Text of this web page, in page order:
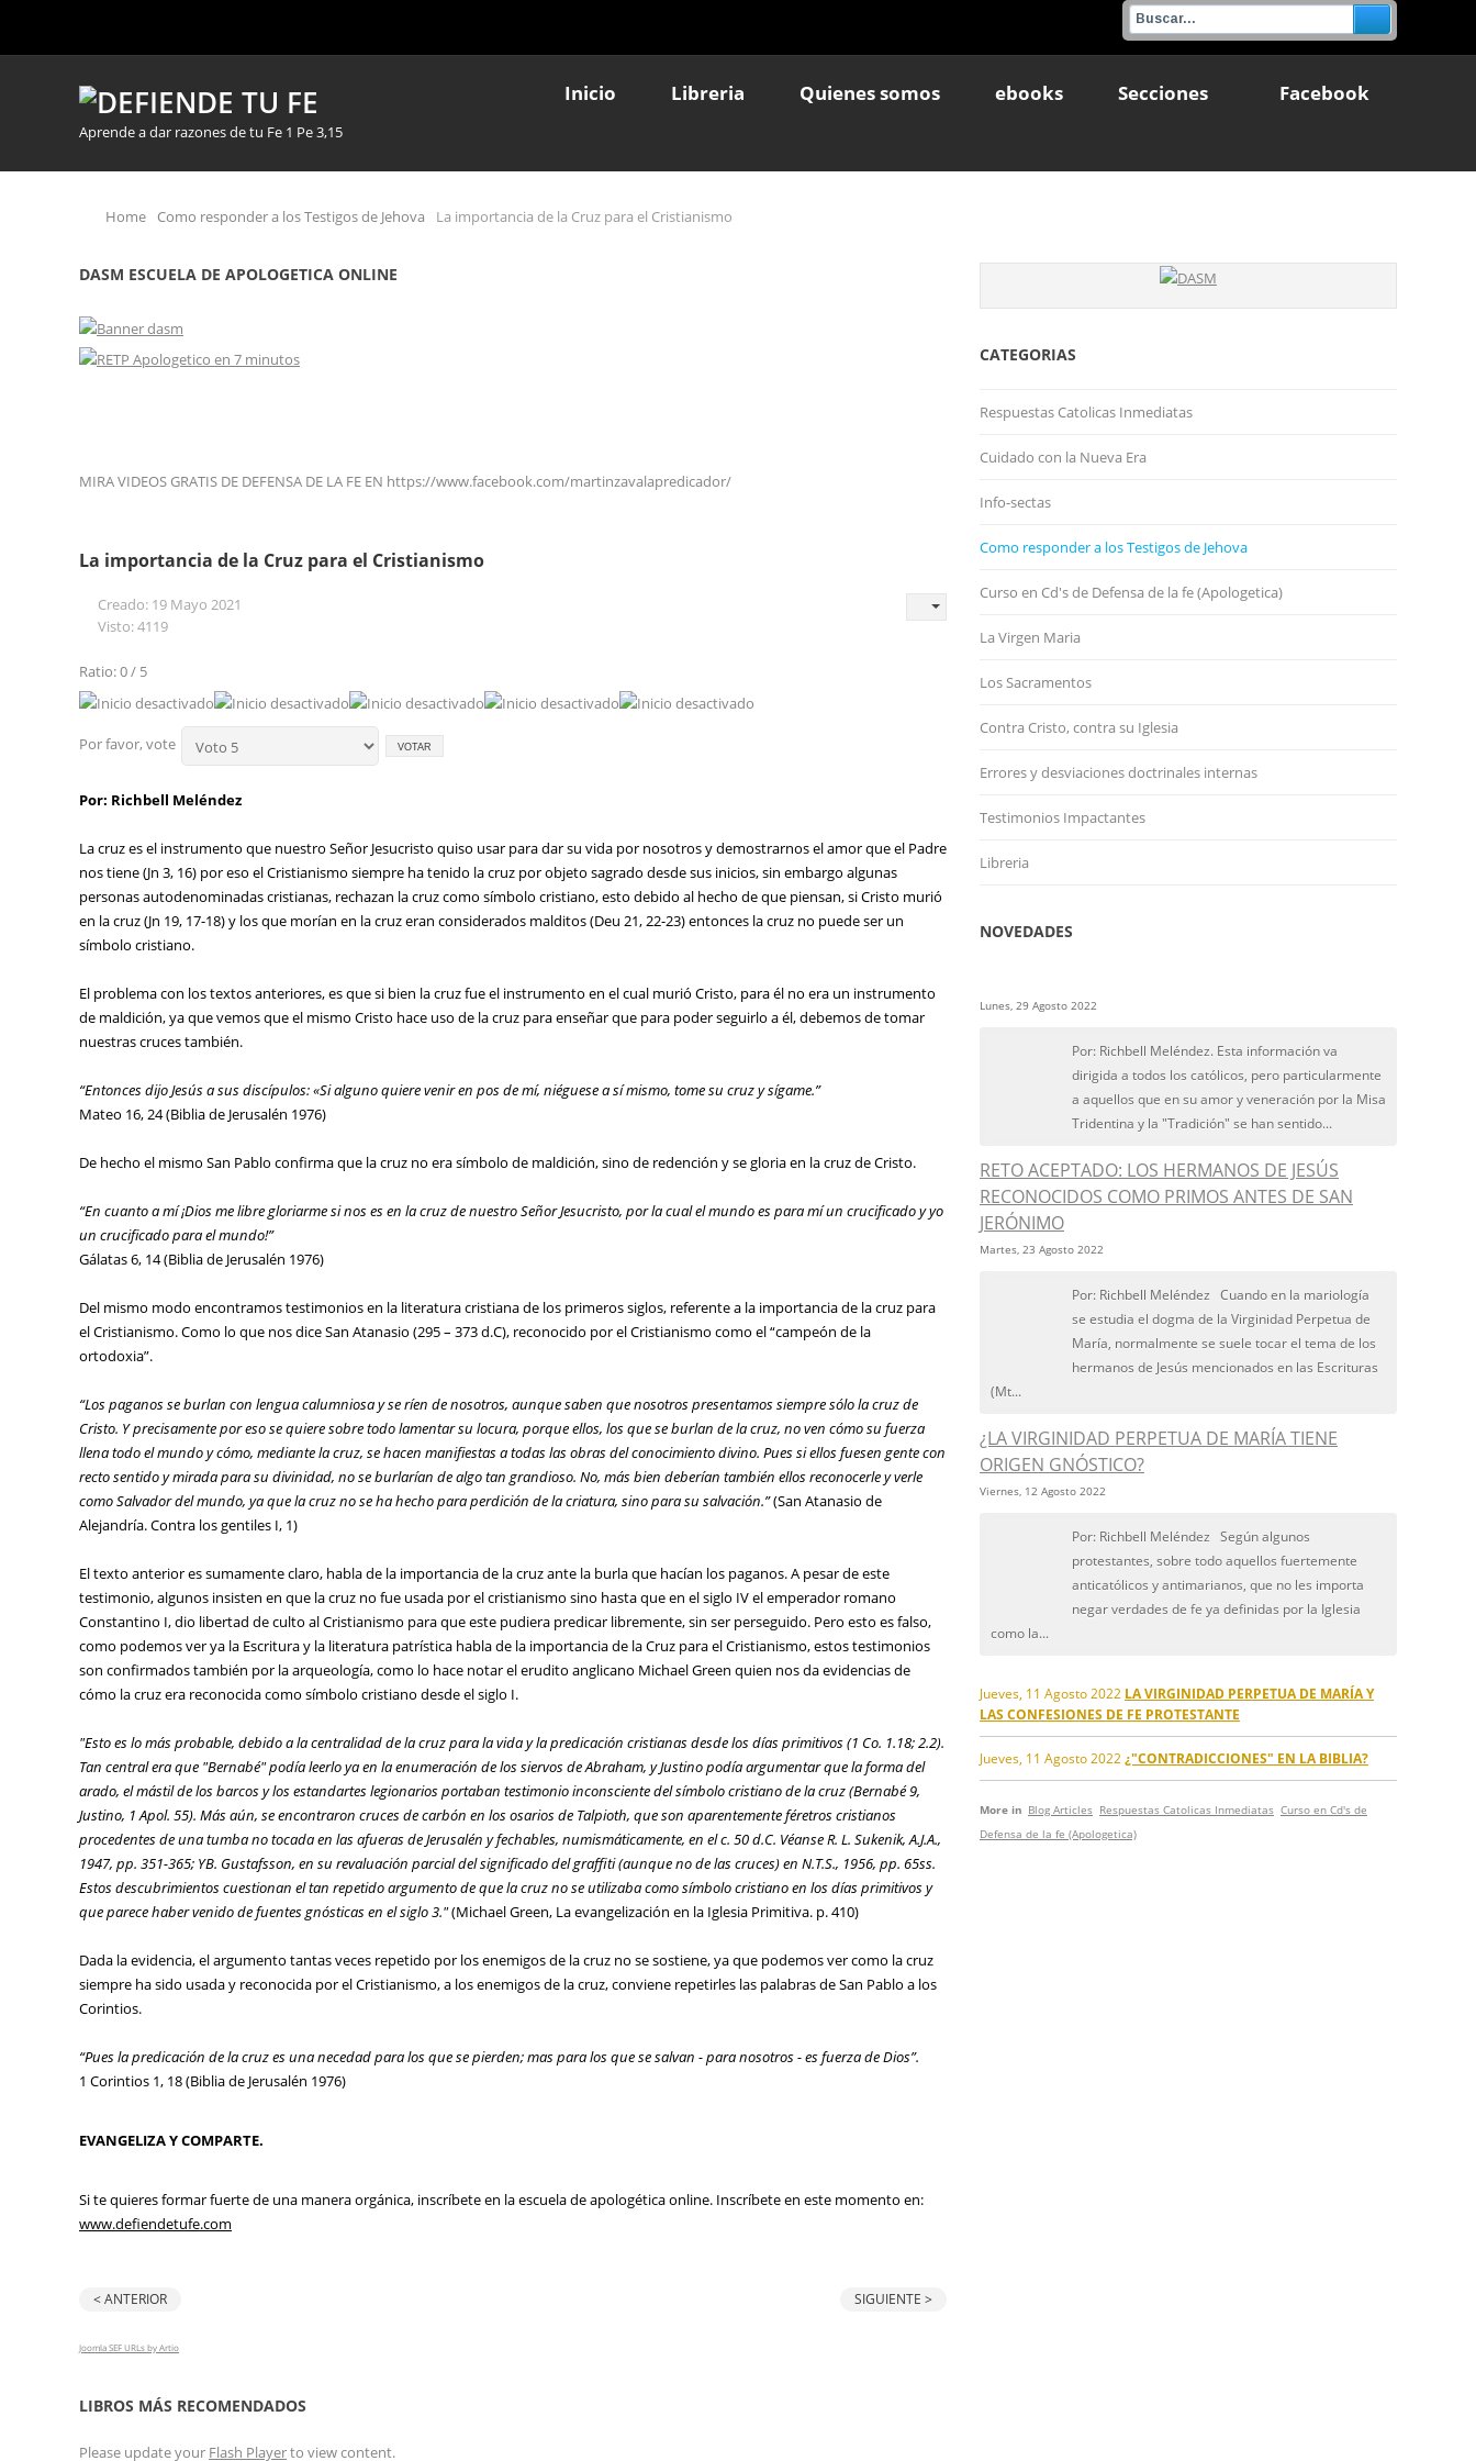
Aprende a dar razones de tu Fe 1 Pe 3,15
Inicio Libreria Quienes somos ebooks Secciones Facebook
Home Como responder a los Testigos de Jehova La importancia de la Cruz para el Cristianismo
DASM ESCUELA DE APOLOGETICA ONLINE
MIRA VIDEOS GRATIS DE DEFENSA DE LA FE EN https://www.facebook.com/martinzavalapredicador/
La importancia de la Cruz para el Cristianismo
Creado: 19 Mayo 2021
Visto: 4119
Ratio: 0 / 5
Por favor, vote
Por: Richbell Meléndez
La cruz es el instrumento que nuestro Señor Jesucristo quiso usar para dar su vida por nosotros y demostrarnos el amor que el Padre
nos tiene (Jn 3, 16) por eso el Cristianismo siempre ha tenido la cruz por objeto sagrado desde sus inicios, sin embargo algunas
personas autodenominadas cristianas, rechazan la cruz como símbolo cristiano, esto debido al hecho de que piensan, si Cristo murió
en la cruz (Jn 19, 17-18) y los que morían en la cruz eran considerados malditos (Deu 21, 22-23) entonces la cruz no puede ser un
símbolo cristiano.
El problema con los textos anteriores, es que si bien la cruz fue el instrumento en el cual murió Cristo, para él no era un instrumento
de maldición, ya que vemos que el mismo Cristo hace uso de la cruz para enseñar que para poder seguirlo a él, debemos de tomar
nuestras cruces también.
“Entonces dijo Jesús a sus discípulos: «Si alguno quiere venir en pos de mí, niéguese a sí mismo, tome su cruz y sígame.”
Mateo 16, 24 (Biblia de Jerusalén 1976)
De hecho el mismo San Pablo confirma que la cruz no era símbolo de maldición, sino de redención y se gloria en la cruz de Cristo.
“En cuanto a mí ¡Dios me libre gloriarme si nos es en la cruz de nuestro Señor Jesucristo, por la cual el mundo es para mí un crucificado y yo
un crucificado para el mundo!”
Gálatas 6, 14 (Biblia de Jerusalén 1976)
Del mismo modo encontramos testimonios en la literatura cristiana de los primeros siglos, referente a la importancia de la cruz para
el Cristianismo. Como lo que nos dice San Atanasio (295 – 373 d.C), reconocido por el Cristianismo como el “campeón de la
ortodoxia”.
“Los paganos se burlan con lengua calumniosa y se ríen de nosotros, aunque saben que nosotros presentamos siempre sólo la cruz de
Cristo. Y precisamente por eso se quiere sobre todo lamentar su locura, porque ellos, los que se burlan de la cruz, no ven cómo su fuerza
llena todo el mundo y cómo, mediante la cruz, se hacen mani­fiestas a todas las obras del conocimiento divino. Pues si ellos fuesen gente con
recto sentido y mirada para su divinidad, no se burlarían de algo tan grandioso. No, más bien deberían también ellos reconocerle y verle
como Salvador del mundo, ya que la cruz no se ha hecho para perdición de la criatura, sino para su salvación.”(San Atanasio de
Alejandría. Contra los gentiles I, 1)
El texto anterior es sumamente claro, habla de la importancia de la cruz ante la burla que hacían los paganos. A pesar de este
testimonio, algunos insisten en que la cruz no fue usada por el cristianismo sino hasta que en el siglo IV el emperador romano
Constantino I, dio libertad de culto al Cristianismo para que este pudiera predicar libremente, sin ser perseguido. Pero esto es falso,
como podemos ver ya la Escritura y la literatura patrística habla de la importancia de la Cruz para el Cristianismo, estos testimonios
son confirmados también por la arqueología, como lo hace notar el erudito anglicano Michael Green quien nos da evidencias de
cómo la cruz era reconocida como símbolo cristiano desde el siglo I.
"Esto es lo más probable, debido a la centralidad de la cruz para la vida y la predicación cristianas desde los días primitivos (1 Co. 1.18; 2.2).
Tan central era que "Bernabé" podía leerlo ya en la enumeración de los siervos de Abraham, y Justino podía argumentar que la forma del
arado, el mástil de los barcos y los estandartes legionarios portaban testimonio inconsciente del símbolo cristiano de la cruz (Bernabé 9,
Justino, 1 Apol. 55). Más aún, se encontraron cruces de carbón en los osarios de Talpioth, que son aparentemente féretros cristianos
procedentes de una tumba no tocada en las afueras de Jerusalén y fechables, numismáticamente, en el c. 50 d.C. Véanse R. L. Sukenik, A.J.A.,
1947, pp. 351-365; YB. Gustafsson, en su revaluación parcial del significado del graffiti (aunque no de las cruces) en N.T.S., 1956, pp. 65ss.
Estos descubrimientos cuestionan el tan repetido argumento de que la cruz no se utilizaba como símbolo cristiano en los días primitivos y
que parece haber venido de fuentes gnósticas en el siglo 3."(Michael Green, La evangelización en la Iglesia Primitiva. p. 410)
Dada la evidencia, el argumento tantas veces repetido por los enemigos de la cruz no se sostiene, ya que podemos ver como la cruz
siempre ha sido usada y reconocida por el Cristianismo, a los enemigos de la cruz, conviene repetirles las palabras de San Pablo a los
Corintios.
“Pues la predicación de la cruz es una necedad para los que se pierden; mas para los que se salvan - para nosotros - es fuerza de Dios”.
1 Corintios 1, 18 (Biblia de Jerusalén 1976)
EVANGELIZA Y COMPARTE.
Si te quieres formar fuerte de una manera orgánica, inscríbete en la escuela de apologética online. Inscríbete en este momento en:
www.defiendetufe.com
< ANTERIOR SIGUIENTE >
Joomla SEF URLs by Artio
LIBROS MÁS RECOMENDADOS
Please update your Flash Playerto view content.
CATEGORIAS
Respuestas Catolicas Inmediatas
Cuidado con la Nueva Era
Info-sectas
Como responder a los Testigos de Jehova
Curso en Cd's de Defensa de la fe (Apologetica)
La Virgen Maria
Los Sacramentos
Contra Cristo, contra su Iglesia
Errores y desviaciones doctrinales internas
Testimonios Impactantes
Libreria
NOVEDADES
Lunes, 29 Agosto 2022
Por: Richbell Meléndez. Esta información va
dirigida a todos los católicos, pero particularmente
a aquellos que en su amor y veneración por la Misa
Tridentina y la "Tradición" se han sentido...
RETO ACEPTADO: LOS HERMANOS DE JESÚS
RECONOCIDOS COMO PRIMOS ANTES DE SAN
JERÓNIMO
Martes, 23 Agosto 2022
Por: Richbell Meléndez Cuando en la mariología
se estudia el dogma de la Virginidad Perpetua de
María, normalmente se suele tocar el tema de los
hermanos de Jesús mencionados en las Escrituras
(Mt...
¿LA VIRGINIDAD PERPETUA DE MARÍA TIENE
ORIGEN GNÓSTICO?
Viernes, 12 Agosto 2022
Por: Richbell Meléndez Según algunos
protestantes, sobre todo aquellos fuertemente
anticatólicos y antimarianos, que no les importa
negar verdades de fe ya definidas por la Iglesia
como la...
Jueves, 11 Agosto 2022 LA VIRGINIDAD PERPETUA DE MARÍA Y
LAS CONFESIONES DE FE PROTESTANTE
Jueves, 11 Agosto 2022 ¿"CONTRADICCIONES" EN LA BIBLIA?
More in Blog Articles Respuestas Catolicas Inmediatas Curso en Cd's de
Defensa de la fe (Apologetica)